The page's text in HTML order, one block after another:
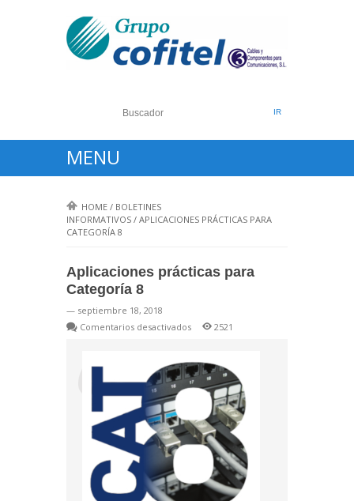
MENU
HOME / BOLETINES
INFORMATIVOS / APLICACIONES PRÁCTICAS PARA
CATEGORÍA 8
Aplicaciones prácticas para
Categoría 8
— septiembre 18, 2018
Comentarios desactivadosen
para
Categoría
2521